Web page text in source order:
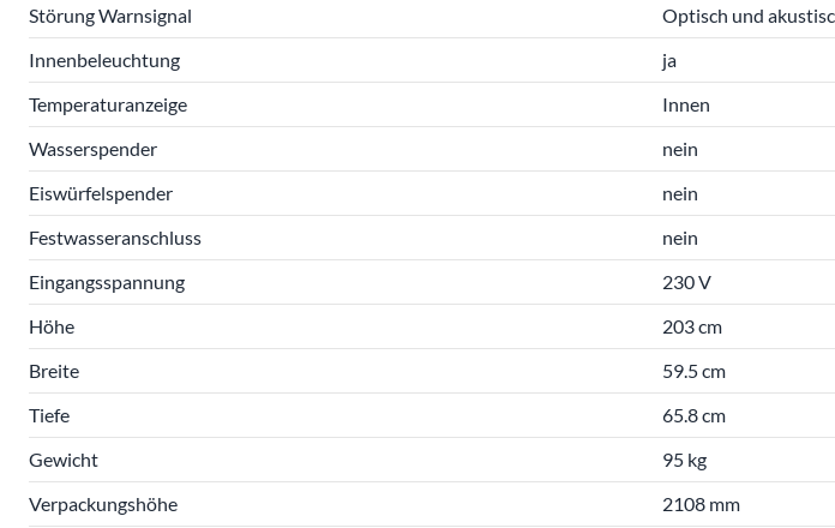
Störung Warnsignal
Optisch und
Innenbeleuchtung
ja
Temperaturanzeige
Innen
Wasserspender
nein
Eiswürfelspender
nein
Festwasseranschluss
nein
Eingangsspannung
230 V
Höhe
203 cm
Breite
59.5 cm
Tiefe
65.8 cm
Gewicht
95 kg
Verpackungshöhe
2108 mm